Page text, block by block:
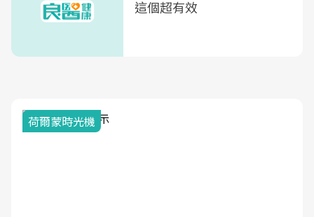
這個超有效
荷爾蒙時光機